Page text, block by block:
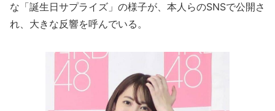
な「誕生日サプライズ」の様子が、本人らのSNSで公開さ
れ、大きな反響を呼んでいる。